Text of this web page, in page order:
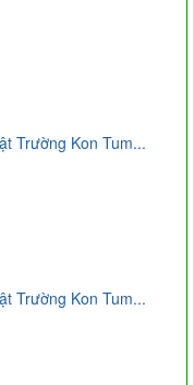
Trường Kon Tum...
Trường Kon Tum...